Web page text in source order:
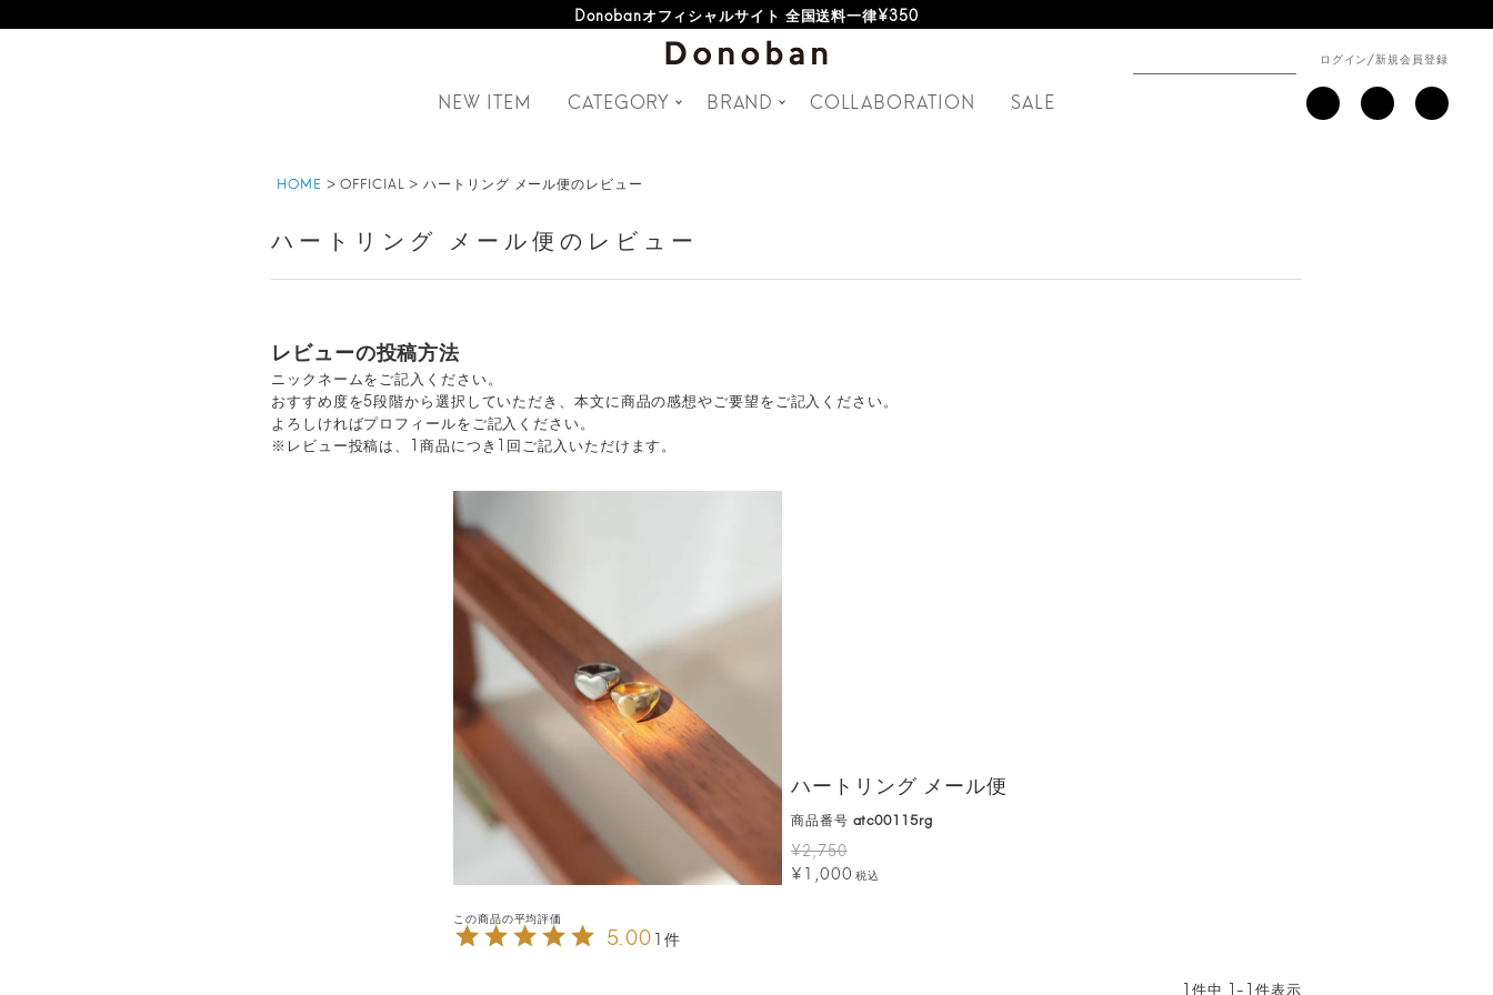
Donobanオフィシャルサイト 全国送料一律¥350
ログイン/新規会員登録
NEW ITEM CATEGORY BRAND COLLABORATION SALE
HOME OFFICIAL ハートリング メール便のレビュー
ハートリング メール便のレビュー
レビューの投稿方法
ニックネームをご記入ください。
おすすめ度を5段階から選択していただき、本文に商品の感想やご要望をご記入ください。
よろしければプロフィールをご記入ください。
※レビュー投稿は、1商品につき1回ご記入いただけます。
ハートリング メール便
商品番号 atc00115rg
¥2,750
¥1,000 税込
5.001
1 件中 1 - 1件表示